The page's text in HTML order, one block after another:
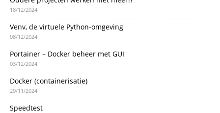
18/12/2024
Venv, de virtuele Python-omgeving
08/12/2024
Portainer – Docker beheer met GUI
03/12/2024
Docker (containerisatie)
29/11/2024
Speedtest